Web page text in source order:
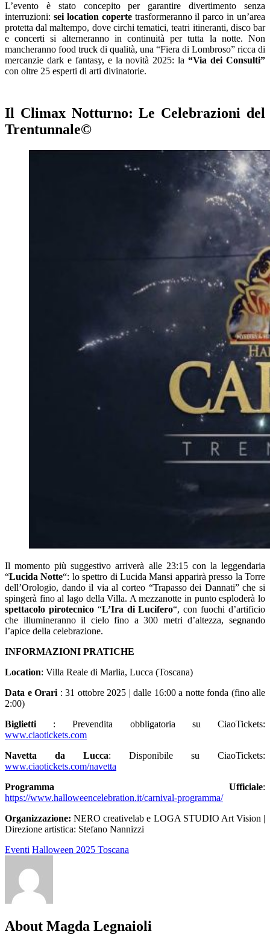
L’evento è stato concepito per garantire divertimento senza
interruzioni: sei location coperte trasformeranno il parco in un’area
protetta dal maltempo, dove circhi tematici, teatri itineranti, disco bar
e concerti si alterneranno in continuità per tutta la notte. Non
mancheranno food truck di qualità, una “Fiera di Lombroso” ricca di
mercanzie dark e fantasy, e la novità 2025: la“Via dei Consulti”
con oltre 25 esperti di arti divinatorie.
Il Climax Notturno: Le Celebrazioni del
Trentunnale©
Il momento più suggestivo arriverà alle 23:15 con la leggendaria
“Lucida Notte“: lo spettro di Lucida Mansi apparirà presso la Torre
dell’Orologio, dando il via al corteo “Trapasso dei Dannati” che si
spingerà fino al lago della Villa. A mezzanotte in punto esploderà lo
spettacolo pirotecnico“L’Ira di Lucifero“, con fuochi d’artificio
che illumineranno il cielo fino a 300 metri d’altezza, segnando
l’apice della celebrazione.
INFORMAZIONI PRATICHE
Location: Villa Reale di Marlia, Lucca (Toscana)
Data e Orari : 31 ottobre 2025 | dalle 16:00 a notte fonda (fino alle
2:00)
Biglietti : Prevendita obbligatoria su CiaoTickets:
www.ciaotickets.com
Navetta da Lucca: Disponibile su CiaoTickets:
www.ciaotickets.com/navetta
Programma Ufficiale:
https://www.halloweencelebration.it/carnival-programma/
Organizzazione: NERO creativelab e LOGA STUDIO Art Vision |
Direzione artistica: Stefano Nannizzi
Eventi Halloween 2025 Toscana
About Magda Legnaioli